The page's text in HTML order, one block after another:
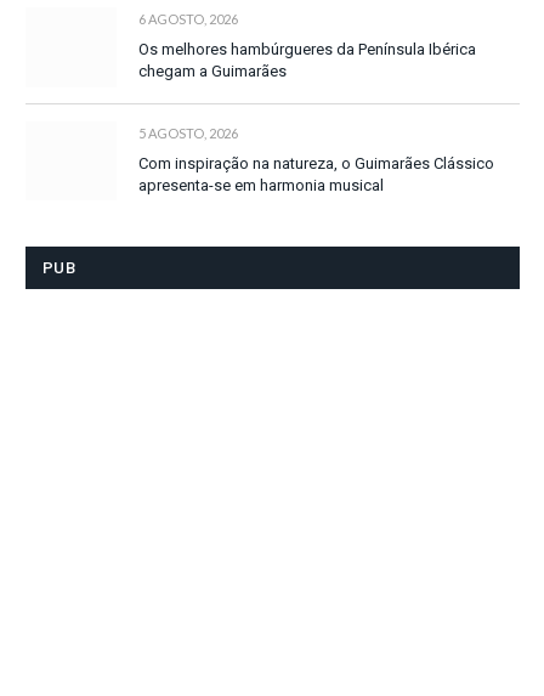
6 AGOSTO, 2026
Os melhores hambúrgueres da Península Ibérica
chegam a Guimarães
5 AGOSTO, 2026
Com inspiração na natureza, o Guimarães Clássico
apresenta-se em harmonia musical
PUB